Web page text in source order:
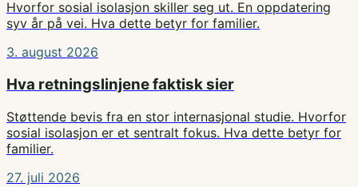
Hvorfor sosial isolasjon skiller seg ut. En oppdatering
syv år på vei. Hva dette betyr for familier.
3. august 2026
Hva retningslinjene faktisk sier
Støttende bevis fra en stor internasjonal studie. Hvorfor
sosial isolasjon er et sentralt fokus. Hva dette betyr for
familier.
27. juli 2026